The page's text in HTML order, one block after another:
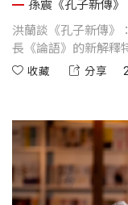
孫震《孔子新傳》
洪蘭談《孔子新傳》
長《論語》的新解釋
收藏 分享